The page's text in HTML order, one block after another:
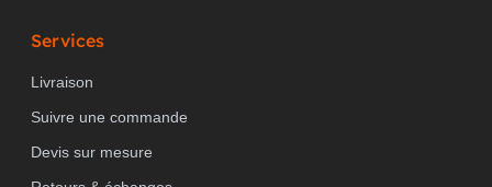
Services
Livraison
Suivre une commande
Devis sur mesure